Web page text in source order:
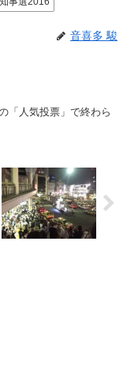
音喜多 駿
「人気投票」で終わら